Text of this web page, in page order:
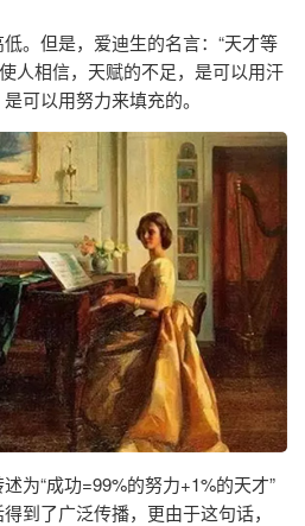
。但是，爱迪生的名言：“天才等
人相信，天赋的不足，是可以用汗
可以用努力来填充的。
为“成功=99%的努力+1%的天才”
到了广泛传播，更由于这句话，